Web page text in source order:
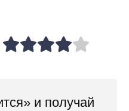
и получай